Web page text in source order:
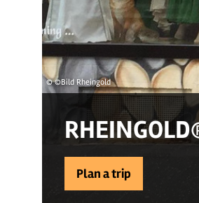
© ©Bild Rheingold
Plan a trip